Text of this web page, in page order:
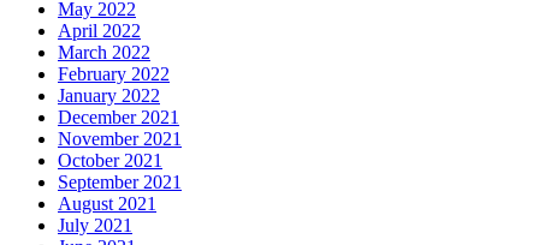
May 2022
April 2022
March 2022
February 2022
January 2022
December 2021
November 2021
October 2021
September 2021
August 2021
July 2021